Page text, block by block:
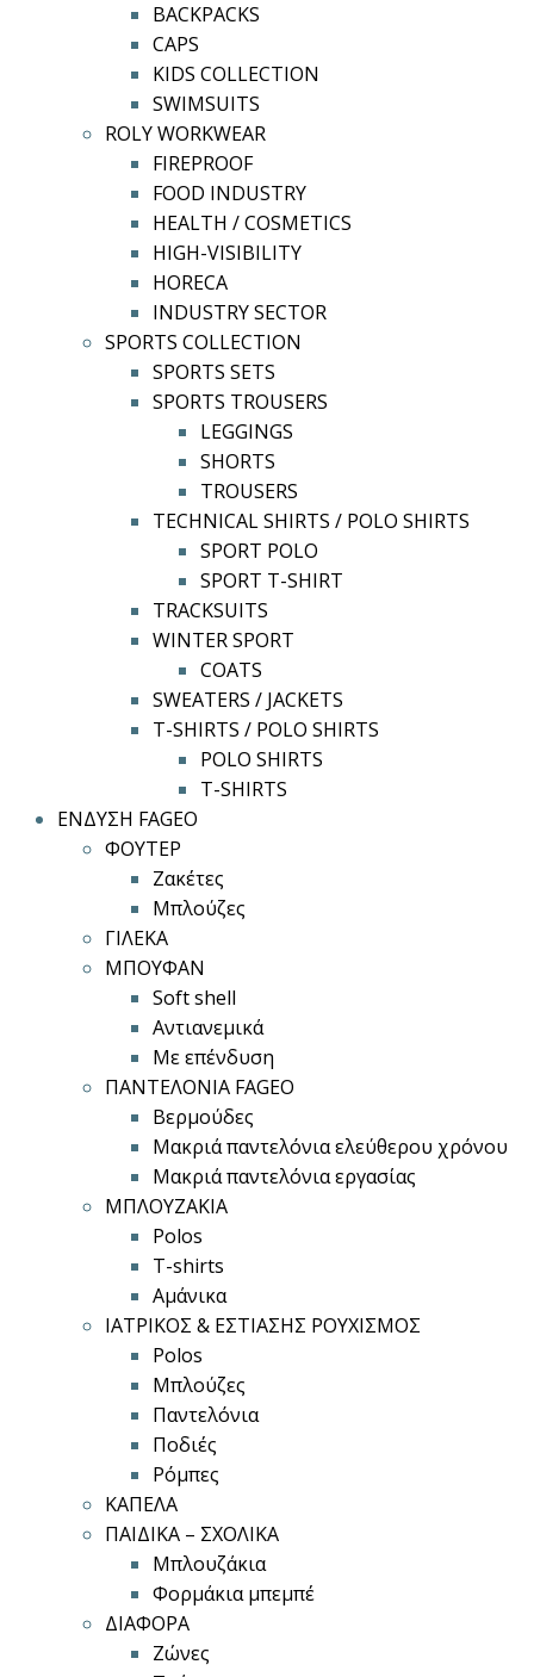
BACKPACKS
CAPS
KIDS COLLECTION
SWIMSUITS
ROLY WORKWEAR
FIREPROOF
FOOD INDUSTRY
HEALTH / COSMETICS
HIGH-VISIBILITY
HORECA
INDUSTRY SECTOR
SPORTS COLLECTION
SPORTS SETS
SPORTS TROUSERS
LEGGINGS
SHORTS
TROUSERS
TECHNICAL SHIRTS / POLO SHIRTS
SPORT POLO
SPORT T-SHIRT
TRACKSUITS
WINTER SPORT
COATS
SWEATERS / JACKETS
T-SHIRTS / POLO SHIRTS
POLO SHIRTS
T-SHIRTS
ΕΝΔΥΣΗ FAGEO
ΦΟΥΤΕΡ
Ζακέτες
Μπλούζες
ΓΙΛΕΚΑ
ΜΠΟΥΦΑΝ
Soft shell
Αντιανεμικά
Με επένδυση
ΠΑΝΤΕΛΟΝΙΑ FAGEO
Βερμούδες
Μακριά παντελόνια ελεύθερου χρόνου
Μακριά παντελόνια εργασίας
ΜΠΛΟΥΖΑΚΙΑ
Polos
T-shirts
Αμάνικα
ΙΑΤΡΙΚΟΣ & ΕΣΤΙΑΣΗΣ ΡΟΥΧΙΣΜΟΣ
Polos
Μπλούζες
Παντελόνια
Ποδιές
Ρόμπες
ΚΑΠΕΛΑ
ΠΑΙΔΙΚΑ – ΣΧΟΛΙΚΑ
Μπλουζάκια
Φορμάκια μπεμπέ
ΔΙΑΦΟΡΑ
Ζώνες